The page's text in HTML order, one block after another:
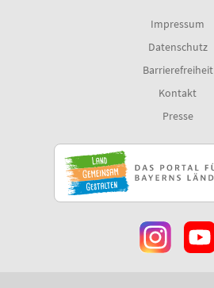
Impressum
Datenschutz
Barrierefreiheit
Kontakt
Presse